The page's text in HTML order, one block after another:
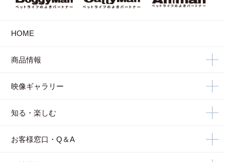
HOME
商品情報
映像ギャラリー
知る・楽しむ
お客様窓口・Q＆A